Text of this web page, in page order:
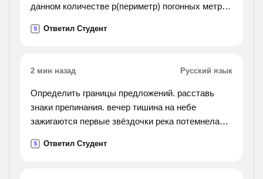
данном количестве p(периметр) погонных метров
его площадь будет наибольшей, если четвертая
S Ответил Студент
2 мин назад Русский язык
Определить границы предложений. расставь
знаки препинания. вечер тишина на небе
зажигаются первые звёздочки река потемнела
нарушил вечернюю тишину да это проснулись
S Ответил Студент